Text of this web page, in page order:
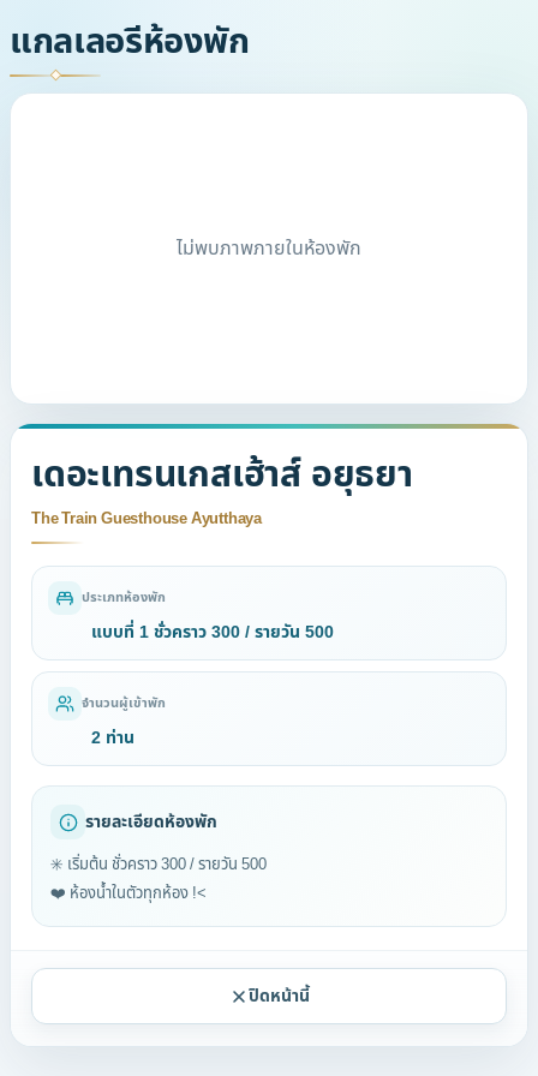
แกลเลอรีห้องพัก
ไม่พบภาพภายในห้องพัก
เดอะเทรนเกสเฮ้าส์ อยุธยา
The Train Guesthouse Ayutthaya
ประเภทห้องพัก
แบบที่ 1 ชั่วคราว 300 / รายวัน 500
จำนวนผู้เข้าพัก
2 ท่าน
รายละเอียดห้องพัก
✳️ เริ่มต้น ชั่วคราว 300 / รายวัน 500
❤️ ห้องน้ำในตัวทุกห้อง !<
ปิดหน้านี้